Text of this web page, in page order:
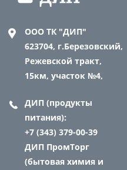
ООО ТК "ДИП"
623704, г.Березовский,
Режевской тракт,
15км, участок №4,
ДИП (продукты
питания):
+7 (343) 379-00-39
ДИП ПромТорг
(бытовая химия и